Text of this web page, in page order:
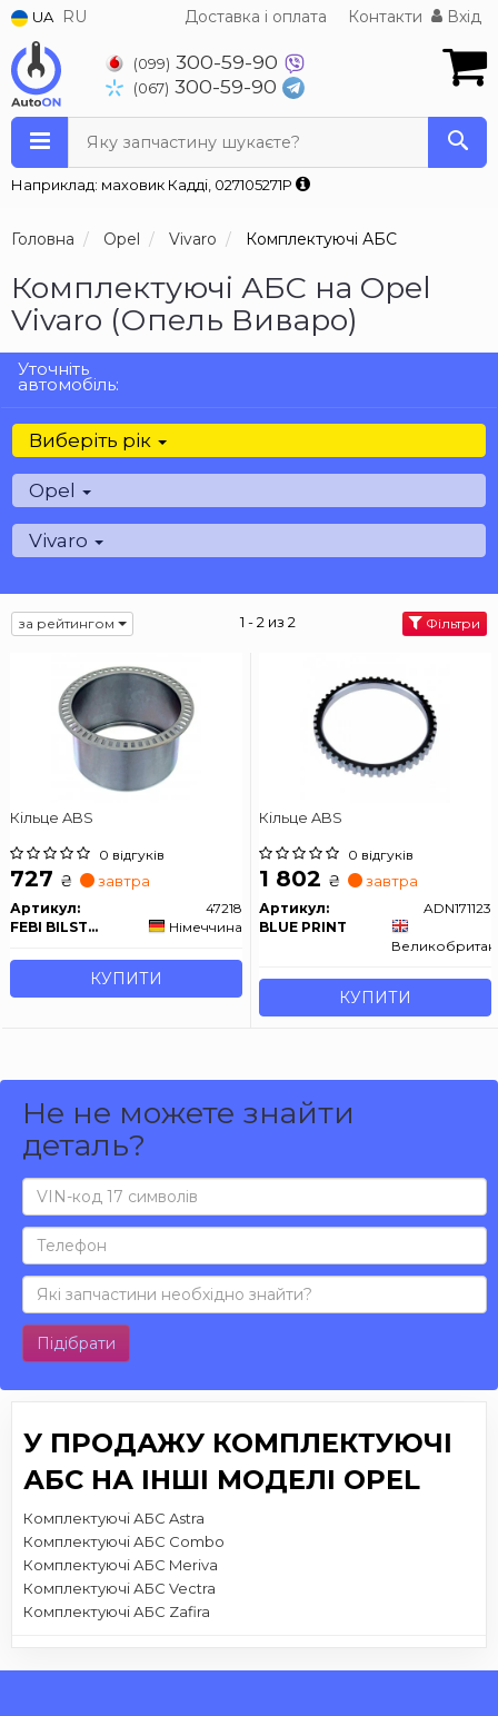
UA RU Доставка і оплата Контакти Вхід
(099) 300-59-90
(067) 300-59-90
Яку запчастину шукаєте?
Наприклад: маховик Кадді, 027105271P
Головна Opel Vivaro Комплектуючі АБС
Комплектуючі АБС на Opel
Vivaro (Опель Виваро)
Уточніть
автомобіль:
Виберіть рік
Opel
Vivaro
за рейтингом 1 - 2 из 2 Фільтри
Кільце ABS
0 відгуків
727 ₴ завтра
Артикул:
47218
FEBI BILSTEIN
Німеччина
КУПИТИ
Кільце ABS
0 відгуків
1 802 ₴ завтра
Артикул:
ADN171123
BLUE PRINT
КУПИТИ
Не не можете знайти
деталь?
Підібрати
У ПРОДАЖУ КОМПЛЕКТУЮЧІ
АБС НА ІНШІ МОДЕЛІ OPEL
Комплектуючі АБС Astra
Комплектуючі АБС Combo
Комплектуючі АБС Meriva
Комплектуючі АБС Vectra
Комплектуючі АБС Zafira